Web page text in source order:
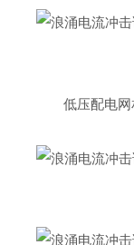
低压配电网相